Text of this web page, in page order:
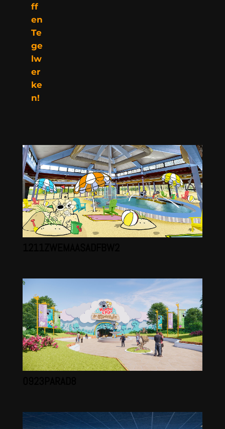
ff
en
Te
ge
lw
er
ke
n!